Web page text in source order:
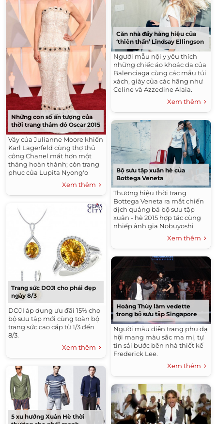
Những con số ấn tượng của
thời trang thảm đỏ Oscar 2015
Váy của Julianne Moore khiến
Karl Lagerfeld cùng thợ thủ
công Chanel mất hơn một
tháng hoàn thành; còn trang
phục của Lupita Nyong'o
đính 6.000 viên ngọc trai.
Xem thêm
Trang sức DOJI cho phái đẹp
ngày 8/3
DOJI áp dụng ưu đãi 15% cho
bộ sưu tập mới cùng toàn bộ
trang sức cao cấp từ 1/3 đến
8/3.
Xem thêm
5 xu hướng Xuân Hè thời
Căn nhà đầy hàng hiệu của
‘thiên thần’ Lindsay Ellingson
Người mẫu nội y yêu thích
những chiếc áo khoác da của
Balenciaga cùng các mẫu túi
xách, giày của các hãng như
Celine và Azzedine Alaia.
Xem thêm
Bộ sưu tập xuân hè của
Bottega Veneta
Thương hiệu thời trang
Bottega Veneta ra mắt chiến
dịch quảng bá bộ sưu tập
xuân - hè 2015 hợp tác cùng
nhiếp ảnh gia Nobuyoshi
Xem thêm
Hoàng Thùy làm vedette
trong bộ sưu tập Singapore
Người mẫu diện trang phụ dạ
hội mang màu sắc ma mị, tự
tin sải bước bên nhà thiết kế
Frederick Lee.
Xem thêm